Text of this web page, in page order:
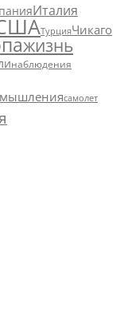
Италия
ТурцияЧикаго
жизнь
наблюдения
самолет